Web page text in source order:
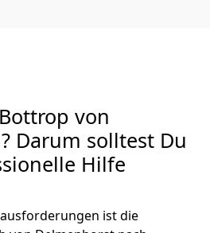
von
Darum solltest Du
Hilfe
ist die